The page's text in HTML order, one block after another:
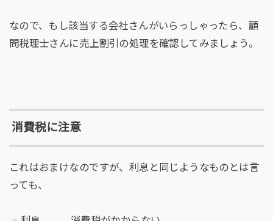
なので、もし該当する会社さんがいらっしゃったら、顧
問税理士さんに売上割引の処理を確認してみましょう。
消費税に注意
これはおまけなのですが、利息と同じようなものとは言
っても、